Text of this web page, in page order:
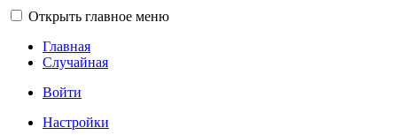
Открыть главное меню
Главная
Случайная
Войти
Настройки